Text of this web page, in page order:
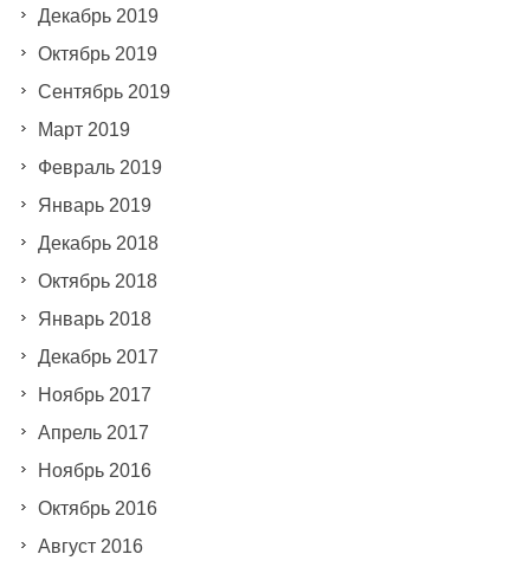
Декабрь 2019
Октябрь 2019
Сентябрь 2019
Март 2019
Февраль 2019
Январь 2019
Декабрь 2018
Октябрь 2018
Январь 2018
Декабрь 2017
Ноябрь 2017
Апрель 2017
Ноябрь 2016
Октябрь 2016
Август 2016